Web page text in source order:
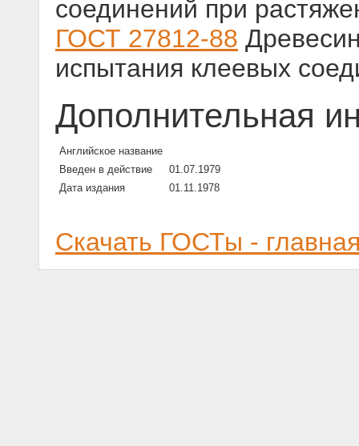
соединений при
ГОСТ 27812-88
испытания клеевых
Дополнительная
Английское название
Введен в действие
01.07.1979
Дата издания
01.11.1978
Скачать ГОСТы -